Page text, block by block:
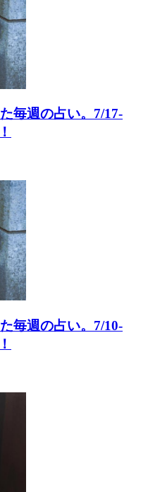
毎週の占い。7/17-
毎週の占い。7/10-